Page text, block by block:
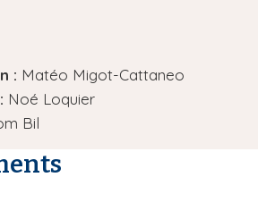
: Matéo Migot-Cattaneo
Noé Loquier
Bil